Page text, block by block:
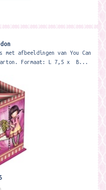
met afbeeldingen van You Can
karton. Formaat: L 7,5 x B...